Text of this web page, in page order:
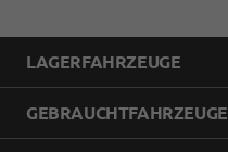
LAGERFAHRZEUGE
GEBRAUCHTFAHRZEUGE